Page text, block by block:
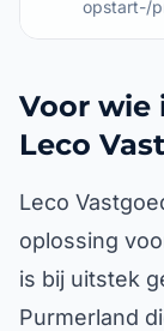
opstart-/
Voor wie
Leco
Leco
oplossing
is bij uitstek
Purmerland